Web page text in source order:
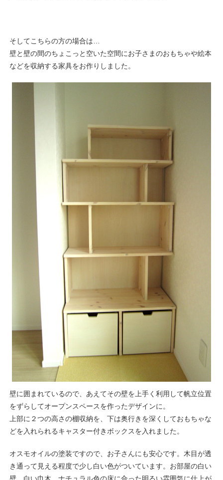
そしてこちらの方の場合は…
壁と壁の間のちょこっと空いた空間にお子さまのおもちゃや絵本
などを収納する家具をお作りしました。
壁に囲まれているので、あえてその壁を上手く利用して帆立位置
をずらしてオープンスペースを作ったデザインに。
上部に２つの高さの棚収納を、下は奥行きを深くしておもちゃな
どを入れられるキャスター付きボックスを入れました。
オスモオイルの塗装ですので、お子さんにも安心です。木目が透
き通って見える程度で少し白い色がついています。お部屋の白い